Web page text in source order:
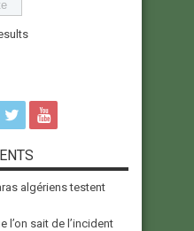
algériens testent
l’on sait de l’incident